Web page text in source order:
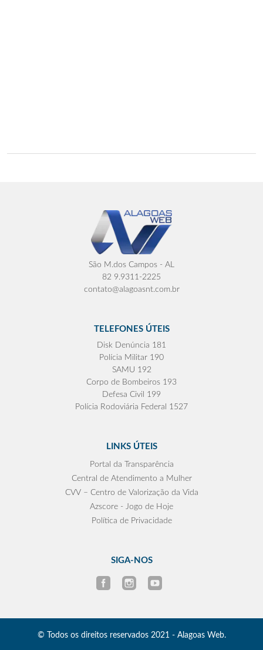
São M.dos Campos - AL
82 9.9311-2225
contato@alagoasnt.com.br
TELEFONES ÚTEIS
Disk Denúncia 181
Polícia Militar 190
SAMU 192
Corpo de Bombeiros 193
Defesa Civil 199
Polícia Rodoviária Federal 1527
LINKS ÚTEIS
Portal da Transparência
Central de Atendimento a Mulher
CVV – Centro de Valorização da Vida
Azscore - Jogo de Hoje
Política de Privacidade
SIGA-NOS
© Todos os direitos reservados 2021 - Alagoas Web.